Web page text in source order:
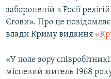
Усі сайти RFE/RL
забороненій в Росії
Єгови». Про це
влади Криму видання
«У поле зору
місцевий житель 1968